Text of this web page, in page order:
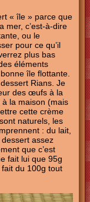
« île » parce que
mer, c’est-à-dire
ou le
pour ce qu’il
plus bas
éléments
île flottante.
Rians. Je
des œufs à la
la maison (mais
cette crème
naturels, les
: du lait,
assez
que c’est
fait lui que 95g
du 100g tout